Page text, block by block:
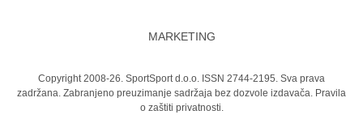
MARKETING
Copyright 2008-26. SportSport d.o.o. ISSN 2744-2195. Sva prava
zadržana. Zabranjeno preuzimanje sadržaja bez dozvole izdavača. Pravila
o zaštiti privatnosti.